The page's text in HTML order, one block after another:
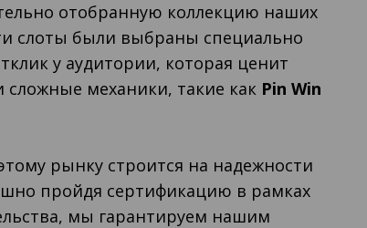
отобранную коллекцию наших
слоты были выбраны специально
у аудитории, которая ценит
сложные механики, такие как Pin Win
рынку строится на надежности
пройдя сертификацию в рамках
мы гарантируем нашим